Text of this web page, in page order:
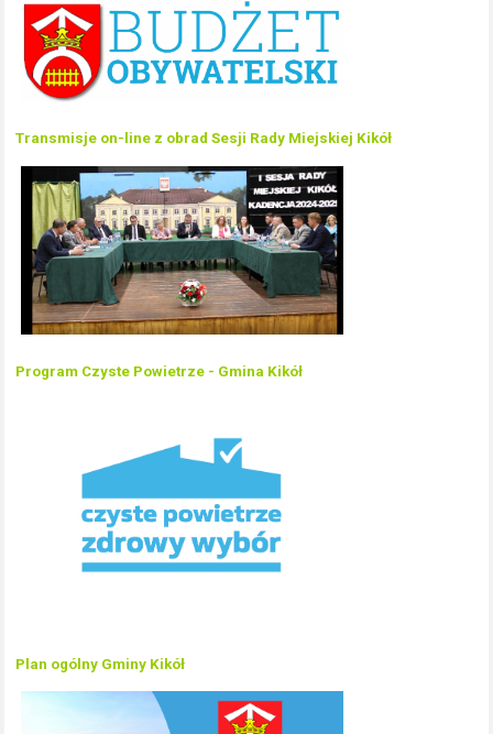
Transmisje on-line z obrad Sesji Rady Miejskiej Kikół
Program Czyste Powietrze - Gmina Kikół
Plan ogólny Gminy Kikół